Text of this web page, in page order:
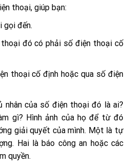
thoại, giúp bạn:
gọi đến.
đó có phải số điện thoại cố
thoại cố định hoặc qua số điện
nhân của số điện thoại đó là ai?
gì? Hình ảnh của họ để từ đó
giải quyết của mình. Một là tự
Hai là báo công an hoặc các
quyền.